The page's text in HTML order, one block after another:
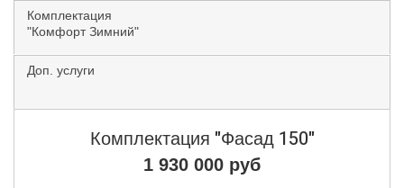
Комплектация
"Комфорт Зимний"
Доп. услуги
Комплектация "Фасад 150"
1 930 000 руб